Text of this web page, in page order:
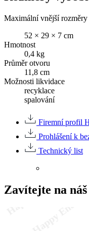
Maximální vnější
52 × 29 × 7 cm
Hmotnost
0,4 kg
Průměr otvoru
11,8 cm
Možnosti likvidace
recyklace
spalování
Firemní profil
Prohlášení k
Technický list
Zavítejte na